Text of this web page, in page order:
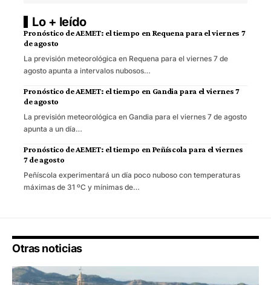
Lo + leído
Pronóstico de AEMET: el tiempo en Requena para el viernes 7
de agosto
La previsión meteorológica en Requena para el viernes 7 de
agosto apunta a intervalos nubosos…
Pronóstico de AEMET: el tiempo en Gandia para el viernes 7
de agosto
La previsión meteorológica en Gandia para el viernes 7 de agosto
apunta a un día…
Pronóstico de AEMET: el tiempo en Peñíscola para el viernes
7 de agosto
Peñíscola experimentará un día poco nuboso con temperaturas
máximas de 31 ºC y mínimas de…
Otras noticias